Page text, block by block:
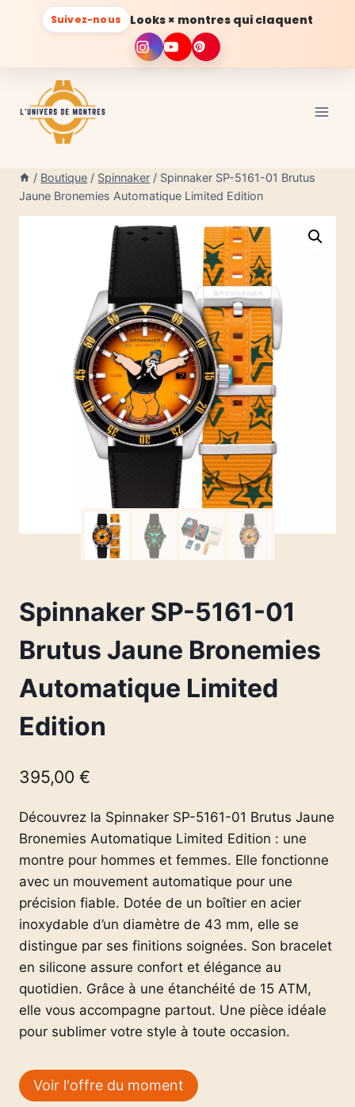
Suivez-nous Looks × montres qui claquent
contenu
/ Boutique / Spinnaker / Spinnaker SP-5161-01 Brutus
Jaune Bronemies Automatique Limited Edition
Spinnaker SP-5161-01
Brutus Jaune Bronemies
Automatique Limited
Edition
395,00 €
Découvrez la Spinnaker SP-5161-01 Brutus Jaune
Bronemies Automatique Limited Edition : une
montre pour hommes et femmes. Elle fonctionne
avec un mouvement automatique pour une
précision fiable. Dotée de un boîtier en acier
inoxydable d’un diamètre de 43 mm, elle se
distingue par ses finitions soignées. Son bracelet
en silicone assure confort et élégance au
quotidien. Grâce à une étanchéité de 15 ATM,
elle vous accompagne partout. Une pièce idéale
pour sublimer votre style à toute occasion.
Voir l'offre du moment